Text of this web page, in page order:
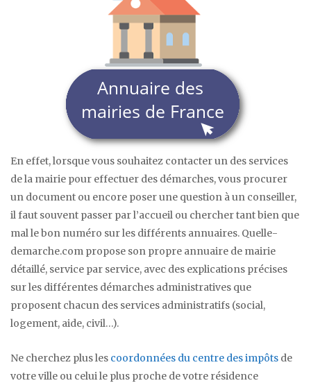
En effet, lorsque vous souhaitez contacter un des services
de la mairie pour effectuer des démarches, vous procurer
un document ou encore poser une question à un conseiller,
il faut souvent passer par l’accueil ou chercher tant bien que
mal le bon numéro sur les différents annuaires. Quelle-
demarche.com propose son propre annuaire de mairie
détaillé, service par service, avec des explications précises
sur les différentes démarches administratives que
proposent chacun des services administratifs (social,
logement, aide, civil…).
Ne cherchez plus les coordonnées du centre des impôts de
votre ville ou celui le plus proche de votre résidence